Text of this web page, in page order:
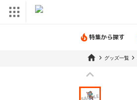
特集から探す
グッズ一覧